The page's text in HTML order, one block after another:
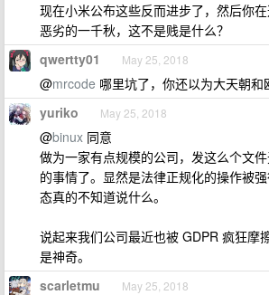
现在小米公布这些反而进步了，然后你
恶劣的一千秋，这不是贱是什么？
qwertty01 May 25, 2018
@mrcode 哪里坑了，你还以为大天朝和
yuriko May 25, 2018
@binux 同意
做为一家有点规模的公司，发这么个文
的事情了。显然是法律正规化的操作被
态真的不知道说什么。
说起来我们公司最近也被 GDPR 疯狂摩
是神奇。
scarletmu May 25, 2018